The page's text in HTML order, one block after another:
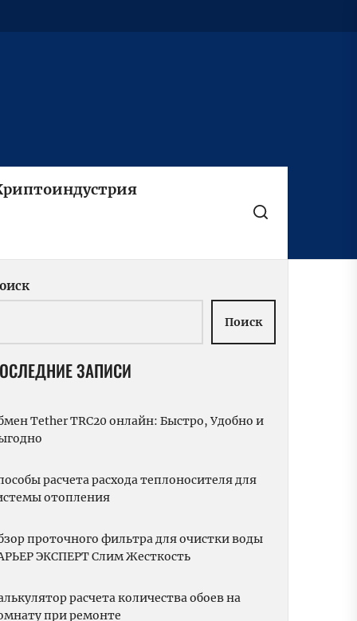
Поиск
ЗАПИСИ
Tether TRC20 онлайн: Быстро, Удобно и
расчета расхода теплоносителя для
отопления
проточного фильтра для очистки воды
ЭКСПЕРТ Слим Жесткость
расчета количества обоев на
при ремонте